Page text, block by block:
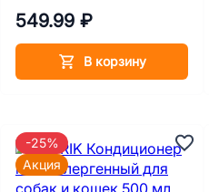
549.99 ₽
В корзину
-25%
Акция